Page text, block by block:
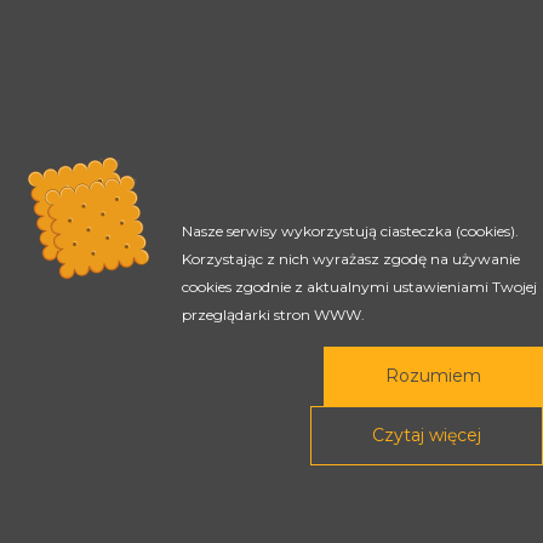
Nasze serwisy wykorzystują ciasteczka (cookies).
Korzystając z nich wyrażasz zgodę na używanie
cookies zgodnie z aktualnymi ustawieniami Twojej
przeglądarki stron WWW.
Rozumiem
Czytaj więcej